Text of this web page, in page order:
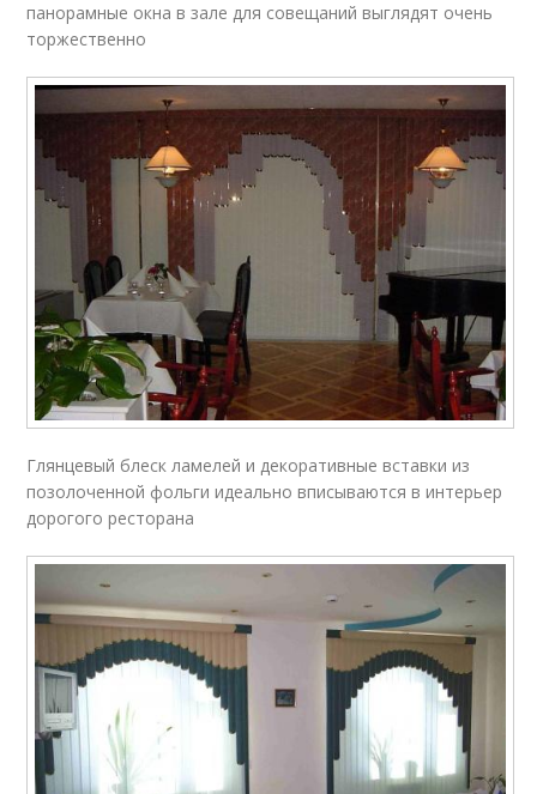
панорамные окна в зале для совещаний выглядят очень
торжественно
Глянцевый блеск ламелей и декоративные вставки из
позолоченной фольги идеально вписываются в интерьер
дорогого ресторана